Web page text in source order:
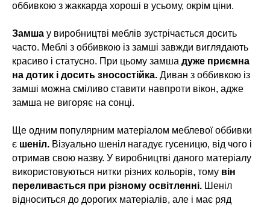
оббивкою з жаккарда хороші в усьому, окрім ціни.
Замша у виробництві меблів зустрічається досить
часто. Меблі з оббивкою із замші завжди виглядають
красиво і статусно. При цьому замша дуже приємна
на дотик і досить зносостійка. Диван з оббивкою із
замші можна сміливо ставити навпроти вікон, адже
замша не вигоряє на сонці.
Ще одним популярним матеріалом меблевої оббивки
є шеніл. Візуально шеніл нагадує гусеницю, від чого і
отримав свою назву. У виробництві даного матеріалу
використовуються нитки різних кольорів, тому він
переливається при різному освітленні. Шеніл
відноситься до дорогих матеріалів, але і має ряд